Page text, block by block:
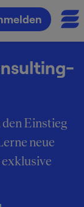
Einstieg
neue